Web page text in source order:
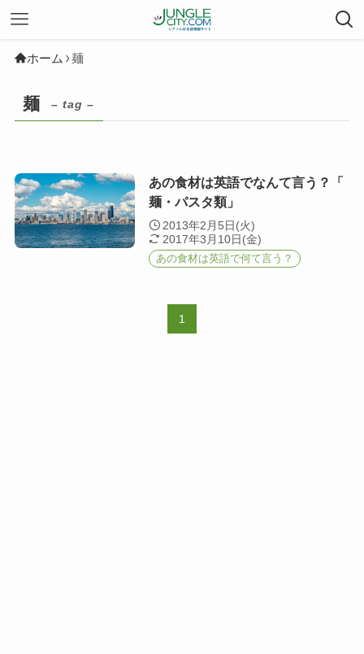
ホーム 麺
麺 – tag –
あの食材は英語でなんて言う？「
麺・パスタ類」
2013年2月5日(火)
2017年3月10日(金)
あの食材は英語で何て言う？
1